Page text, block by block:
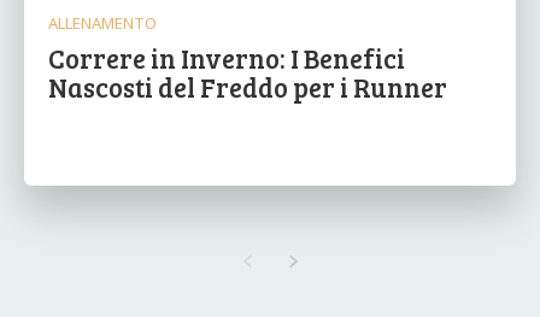
ALLENAMENTO
Correre in Inverno: I Benefici
Nascosti del Freddo per i Runner